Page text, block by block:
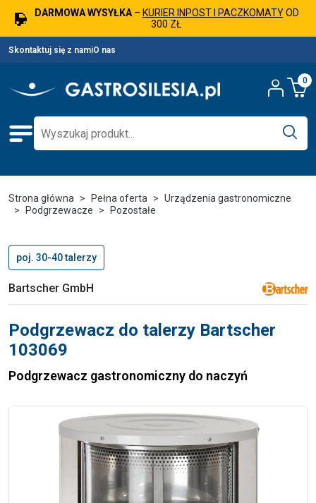
DARMOWA WYSYŁKA– KURIER INPOST I PACZKOMATYOD
300 ZŁ
Skontaktuj się z namiO nas
0
Strona główna Pełna oferta
Urządzenia gastronomiczne
Podgrzewacze
Pozostałe
poj. 30-40 talerzy
Bartscher GmbH
Podgrzewacz do talerzy Bartscher
103069
Podgrzewacz gastronomiczny do naczyń